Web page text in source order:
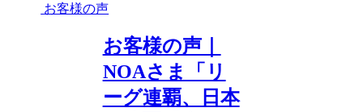
お客様の声
お客様の声｜
NOAさま「リ
ーグ連覇、日本